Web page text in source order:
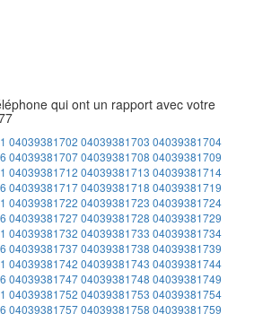
qui ont un rapport avec votre
04039381702 04039381703 04039381704
0403938170704039381708 04039381709
04039381712 04039381713 04039381714
0403938171704039381718 04039381719
04039381722 04039381723 04039381724
0403938172704039381728 04039381729
04039381732 04039381733 04039381734
0403938173704039381738 04039381739
04039381742 04039381743 04039381744
0403938174704039381748 04039381749
04039381752 04039381753 04039381754
0403938175704039381758 04039381759